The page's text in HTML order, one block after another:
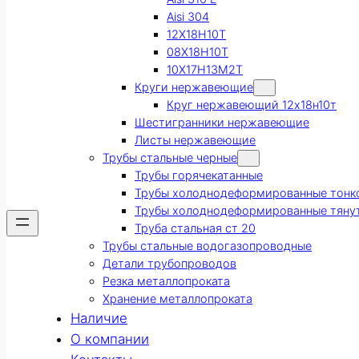
Aisi 304
12Х18Н10Т
08Х18Н10Т
10Х17Н13М2Т
Круги нержавеющие
Круг нержавеющий 12х18н10т
Шестигранники нержавеющие
Листы нержавеющие
Трубы стальные черные
Трубы горячекатанные
Трубы холоднодеформированные
Трубы холоднодеформированные
Труба стальная ст 20
Трубы стальные водогазопроводные
Детали трубопроводов
Резка металлопроката
Хранение металлопроката
Наличие
О компании